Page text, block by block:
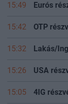
15:49 Eurós
15:42 OTP
15:32 Lakás/
15:26 USA
15:05 4IG